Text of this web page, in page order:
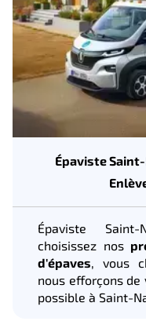
Épaviste
Épaviste
choisissez nos
d'épaves, vous
nous efforçons
possible à Saint-